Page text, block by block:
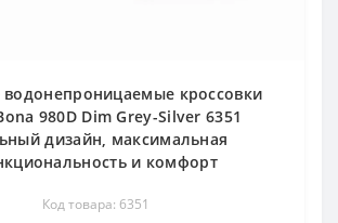
кроссовки
980D Dim Grey-Silver 6351
дизайн, максимальная
и комфорт
Код товара: 6351